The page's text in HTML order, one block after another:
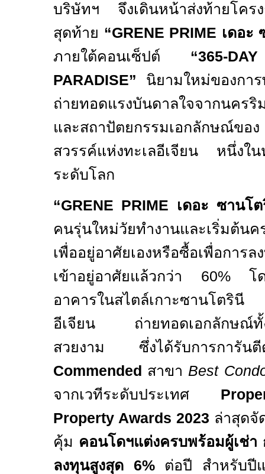
บริษัทฯ จึงเดินหน้าส่งท้ายโครง
สุดท้าย “GRENE PRIME เดอะ
ภายใต้คอนเซ็ปต์ “365-
PARADISE”
นิยามใหม่ของก
ถ่ายทอดแรงบันดาลใจจากนครริ
และสถาปัตยกรรมเอกลักษณ์ขอ
สวรรค์แห่งทะเลอีเจียน หนึ่งใน
ระดับโลก
“GRENE PRIME เดอะ ซานโ
คนรุ่นใหม่วัยทำงานและเริ่มต้น
เพื่ออยู่อาศัยเองหรือซื้อเพื่อการ
เข้าอยู่อาศัยแล้วกว่า 60% โ
อาคารในสไตล์เกาะซานโตรินี
อีเจียน ถ่ายทอดเอกลักษณ์ทั้ง
สวยงาม ซึ่งได้รับการการั
Commended สาขา Best
จากเวทีระดับประเทศ
Property Awards 2023 ล่าสุด
คุ้ม คอนโดฯแต่งครบพร้อมผู้เช่า
ลงทุนสูงสุด 6% ต่อปี
สำหรับปี